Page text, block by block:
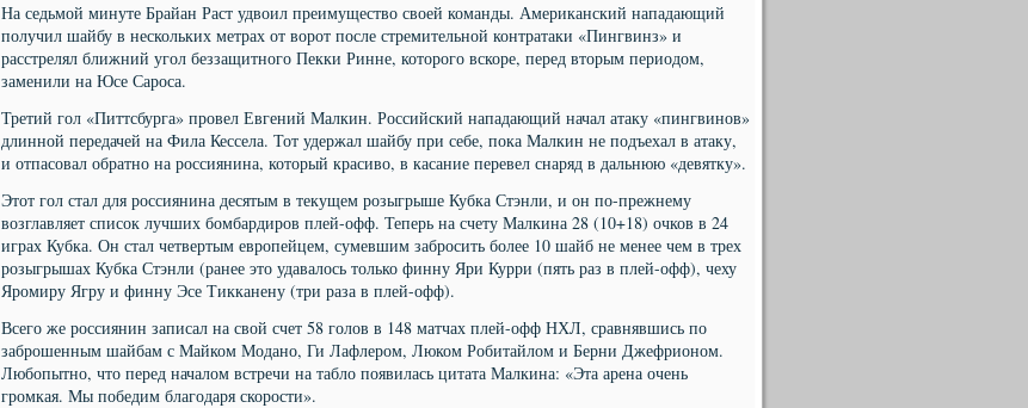
На седьмой минуте Брайан Раст удвоил преимущество своей команды. Американский нападающий
получил шайбу в нескольких метрах от ворот после стремительной контратаки «Пингвинз» и
расстрелял ближний угол беззащитного Пекки Ринне, которого вскоре, перед вторым периодом,
заменили на Юсе Сароса.
Третий гол «Питтсбурга» провел Евгений Малкин. Российский нападающий начал атаку «пингвинов»
длинной передачей на Фила Кессела. Тот удержал шайбу при себе, пока Малкин не подъехал в атаку,
и отпасовал обратно на россиянина, который красиво, в касание перевел снаряд в дальнюю «девятку».
Этот гол стал для россиянина десятым в текущем розыгрыше Кубка Стэнли, и он по-прежнему
возглавляет список лучших бомбардиров плей-офф. Теперь на счету Малкина 28 (10+18) очков в 24
играх Кубка. Он стал четвертым европейцем, сумевшим забросить более 10 шайб не менее чем в трех
розыгрышах Кубка Стэнли (ранее это удавалось только финну Яри Курри (пять раз в плей-офф), чеху
Яромиру Ягру и финну Эсе Тикканену (три раза в плей-офф).
Всего же россиянин записал на свой счет 58 голов в 148 матчах плей-офф НХЛ, сравнявшись по
заброшенным шайбам с Майком Модано, Ги Лафлером, Люком Робитайлом и Берни Джефрионом.
Любопытно, что перед началом встречи на табло появилась цитата Малкина: «Эта арена очень
громкая. Мы победим благодаря скорости».